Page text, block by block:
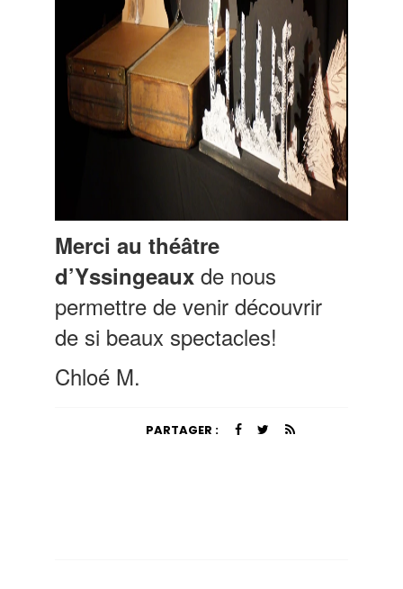
Merci au théâtre
d’Yssingeaux de nous
permettre de venir découvrir
de si beaux spectacles!
Chloé M.
PARTAGER :